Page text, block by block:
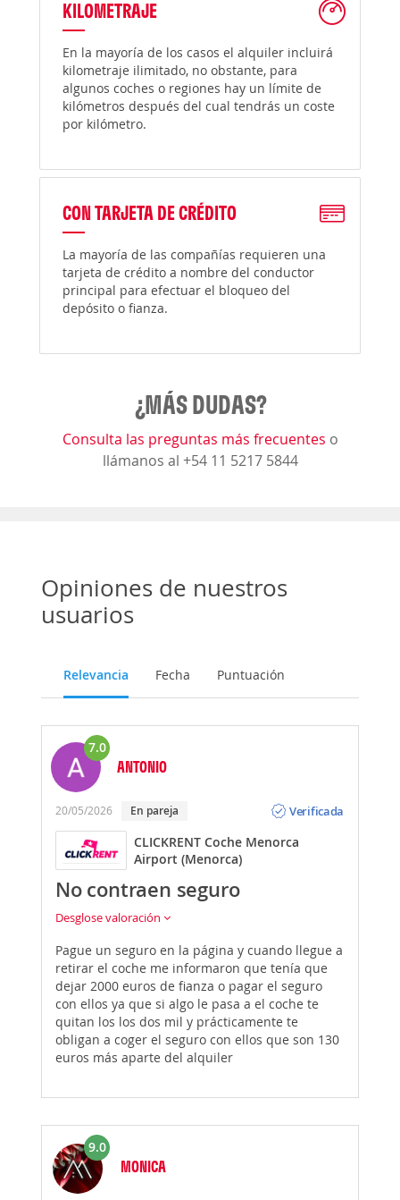
KILOMETRAJE
En la mayoría de los casos el alquiler incluirá
kilometraje ilimitado, no obstante, para
algunos coches o regiones hay un límite de
kilómetros después del cual tendrás un coste
por kilómetro.
CON TARJETA DE CRÉDITO
La mayoría de las compañías requieren una
tarjeta de crédito a nombre del conductor
principal para efectuar el bloqueo del
depósito o fianza.
¿MÁS DUDAS?
Consulta las preguntas más frecuentes o
llámanos al +54 11 5217 5844
Opiniones de nuestros
usuarios
Relevancia Fecha Puntuación
7.0
ANTONIO
20/05/2026 En pareja
Verificada
CLICKRENT Coche Menorca
Airport (Menorca)
No contraen seguro
Desglose valoración
Pague un seguro en la página y cuando llegue a
retirar el coche me informaron que tenía que
dejar 2000 euros de fianza o pagar el seguro
con ellos ya que si algo le pasa a el coche te
quitan los los dos mil y prácticamente te
obligan a coger el seguro con ellos que son 130
euros más aparte del alquiler
9.0
MONICA